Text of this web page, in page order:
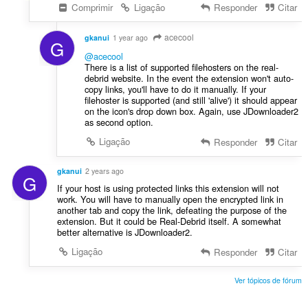
Comprimir
Ligação Responder Citar
G gkanui 1 year ago acecool
@acecool
There is a list of supported filehosters on the real-
debrid website. In the event the extension won't auto-
copy links, you'll have to do it manually. If your
filehoster is supported (and still 'alive') it should appear
on the icon's drop down box. Again, use JDownloader2
as second option.
Ligação
Responder Citar
G gkanui 2 years ago
If your host is using protected links this extension will not
work. You will have to manually open the encrypted link in
another tab and copy the link, defeating the purpose of the
extension. But it could be Real-Debrid itself. A somewhat
better alternative is JDownloader2.
Ligação
Responder Citar
Ver tópicos de fórum